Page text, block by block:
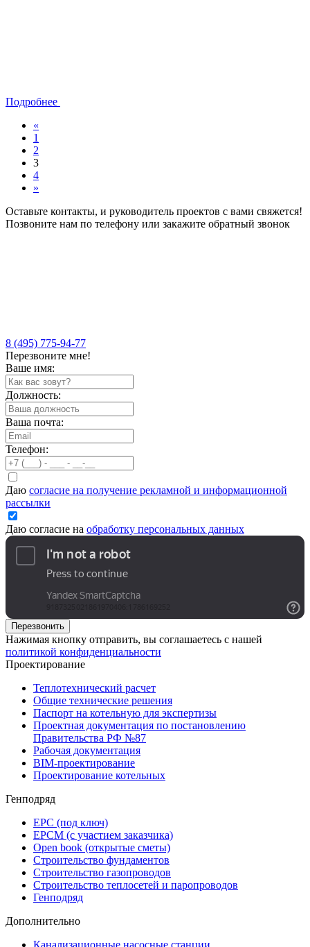
Подробнее
«
1
2
3
4
»
Оставьте контакты, и руководитель проектов с вами свяжется!
Позвоните нам по телефону или закажите обратный звонок
8 (495) 775-94-77
Перезвоните мне!
Ваше имя:
Должность:
Ваша почта:
Телефон:
Даю согласие на получение рекламной и информационной
рассылки
Даю согласие на обработку персональных данных
Перезвонить
Нажимая кнопку отправить, вы соглашаетесь с нашей
политикой конфиденциальности
Проектирование
Теплотехнический расчет
Общие технические решения
Паспорт на котельную для экспертизы
Проектная документация по постановлению
Правительства РФ №87
Рабочая документация
BIM-проектирование
Проектирование котельных
Генподряд
EPC (под ключ)
EPCM (с участием заказчика)
Open book (открытые сметы)
Строительство фундаментов
Строительство газопроводов
Строительство теплосетей и паропроводов
Генподряд
Дополнительно
Канализационные насосные станции